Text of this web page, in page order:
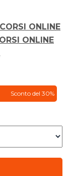
CORSI ONLINE
ONLINE
Sconto del 30%